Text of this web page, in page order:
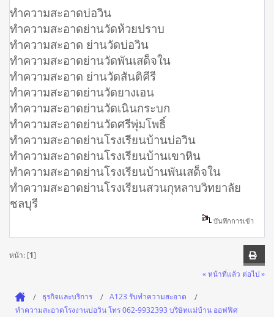
ทำความสะอาดบ่อวิน
ทำความสะอาดย่านวัดห้วยปราบ
ทำความสะอาด ย่านวัดบ่อวิน
ทำความสะอาดย่านวัดพันเสด็จใน
ทำความสะอาด ย่านวัดสันติคีรี
ทำความสะอาดย่านวัดยางเอน
ทำความสะอาดย่านวัดเนินกระบก
ทำความสะอาดย่านวัดศรีพุ่มโพธิ์
ทำความสะอาดย่านโรงเรียนบ้านบ่อวิน
ทำความสะอาดย่านโรงเรียนบ้านเขาหิน
ทำความสะอาดย่านโรงเรียนบ้านพันเสด็จใน
ทำความสะอาดย่านโรงเรียนสวนกุหลาบวิทยาลัย
ชลบุรี
บันทึกการเข้า
หน้า: [1]
« หน้าที่แล้ว ต่อไป »
ธุรกิจและบริการ
A123 รับทำความสะอาด
ทำความสะอาดโรงงานบ่อวิน โทร 062-9932393 บริษัทแม่บ้าน ออฟฟิศ